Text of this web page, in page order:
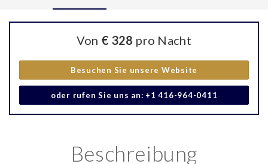
Von € 328 pro Nacht
Besuchen Sie unsere Website
oder rufen Sie uns an: +1 416-964-0411
Beschreibung